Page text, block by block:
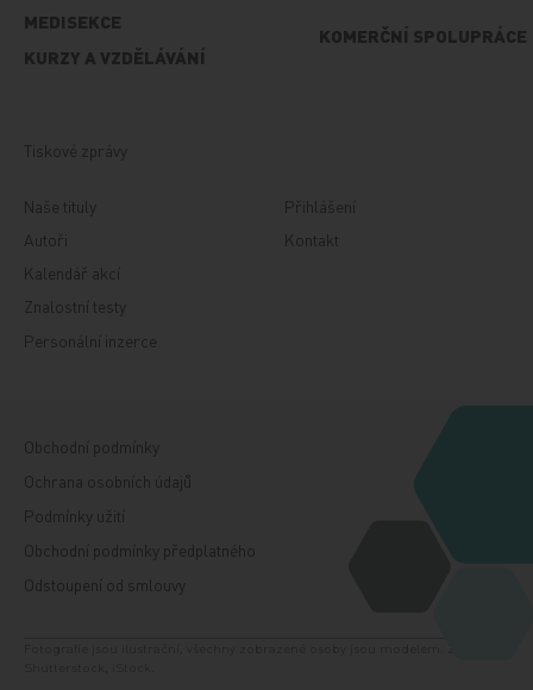
MEDISEKCE
KURZY A VZDĚLÁVÁNÍ
KOMERČNÍ SPOLUPRÁCE
Tiskové zprávy
Naše tituly
Autoři
Kalendář akcí
Znalostní testy
Personální inzerce
Přihlášení
Kontakt
Obchodní podmínky
Ochrana osobních údajů
Podmínky užití
Obchodní podmínky předplatného
Odstoupení od smlouvy